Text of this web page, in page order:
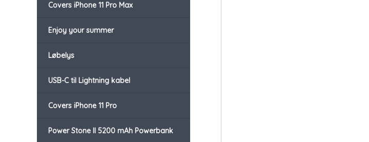
Covers iPhone 11 Pro Max
Enjoy your summer
Løbelys
USB-C til Lightning kabel
Covers iPhone 11 Pro
Power Stone II 5200 mAh Powerbank